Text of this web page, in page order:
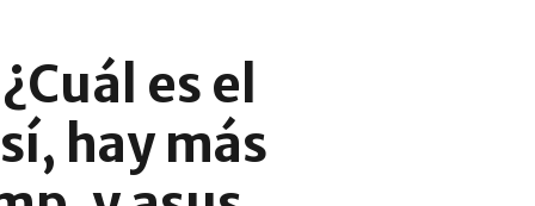
es el
hay más